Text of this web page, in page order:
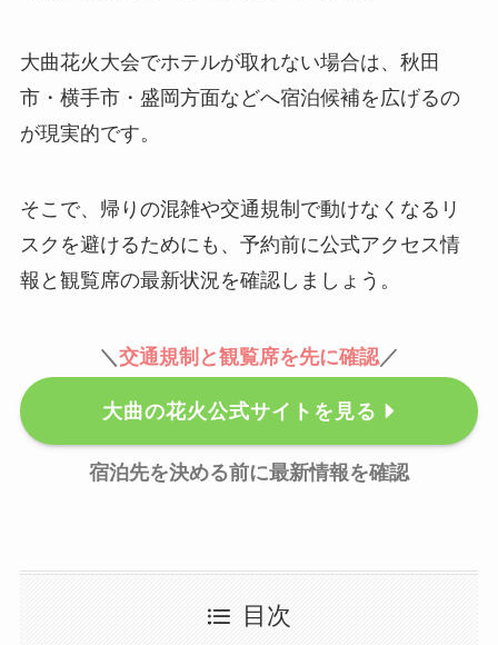
大曲花火大会でホテルが取れない場合は、秋田
市・横手市・盛岡方面などへ宿泊候補を広げるの
が現実的です。
そこで、帰りの混雑や交通規制で動けなくなるリ
スクを避けるためにも、予約前に公式アクセス情
報と観覧席の最新状況を確認しましょう。
＼ 交通規制と観覧席を先に確認 ／
大曲の花火公式サイトを見る
宿泊先を決める前に最新情報を確認
目次